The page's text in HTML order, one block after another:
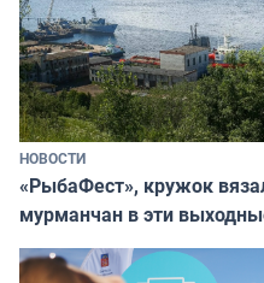
НОВОСТИ
«РыбаФест», кружок
мурманчан в эти